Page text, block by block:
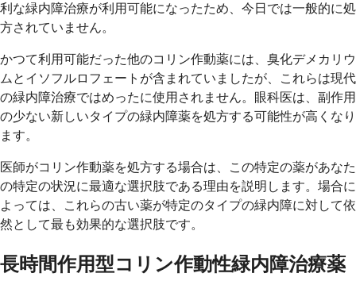
利な緑内障治療が利用可能になったため、今日では一般的に処
方されていません。
かつて利用可能だった他のコリン作動薬には、臭化デメカリウ
ムとイソフルロフェートが含まれていましたが、これらは現代
の緑内障治療ではめったに使用されません。眼科医は、副作用
の少ない新しいタイプの緑内障薬を処方する可能性が高くなり
ます。
医師がコリン作動薬を処方する場合は、この特定の薬があなた
の特定の状況に最適な選択肢である理由を説明します。場合に
よっては、これらの古い薬が特定のタイプの緑内障に対して依
然として最も効果的な選択肢です。
長時間作用型コリン作動性緑内障治療薬